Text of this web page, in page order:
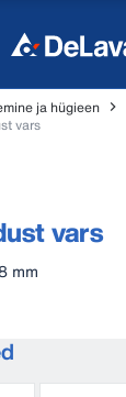
ja hügieen
vars
vars
mm